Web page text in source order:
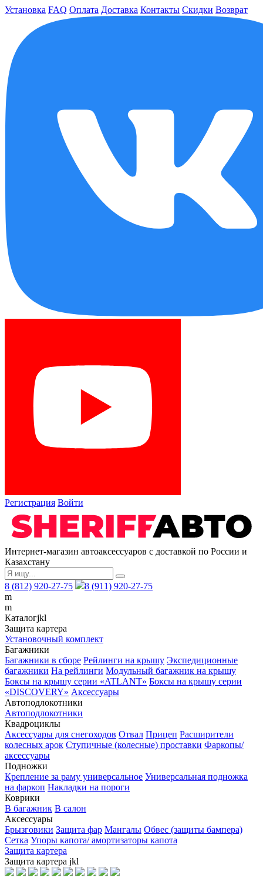
Установка FAQ Оплата Доставка Контакты Скидки Возврат
Регистрация Войти
Интернет-магазин автоаксессуаров с доставкой по России и
Казахстану
8 (812) 920-27-75
8 (911) 920-27-75
m
m
Каталогjkl
Защита картера
Установочный комплект
Багажники
Багажники в сборе Рейлинги на крышу Экспедиционные
багажники На рейлинги Модульный багажник на крышу
Боксы на крышу серии «ATLANT» Боксы на крышу серии
«DISCOVERY» Аксессуары
Автоподлокотники
Автоподлокотники
Квадроциклы
Аксессуары для снегоходов Отвал Прицеп Расширители
колесных арок Ступичные (колесные) проставки Фаркопы/
аксессуары
Подножки
Крепление за раму универсальное Универсальная подножка
на фаркоп Накладки на пороги
Коврики
В багажник В салон
Аксессуары
Брызговики Защита фар Мангалы Обвес (защиты бампера)
Сетка Упоры капота/ амортизаторы капота
Защита картера
Защита картера jkl